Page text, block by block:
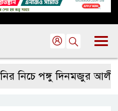
নিচে পঙ্গু দিনমজুর আলী